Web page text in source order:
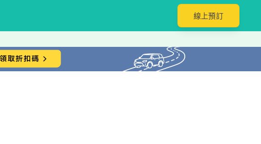
線上預訂